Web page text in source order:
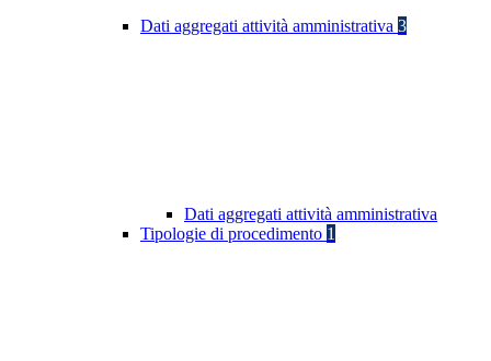
Dati aggregati attività amministrativa 3
Dati aggregati attività amministrativa
Tipologie di procedimento 1